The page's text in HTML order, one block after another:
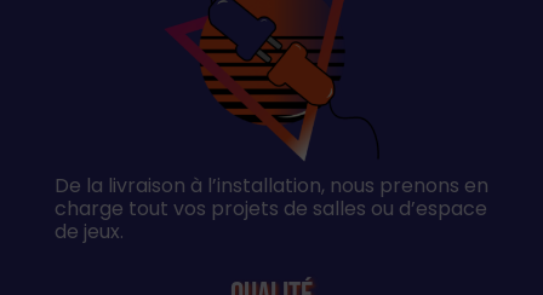
De la livraison à l’installation, nous prenons en
charge tout vos projets de salles ou d’espace
de jeux.